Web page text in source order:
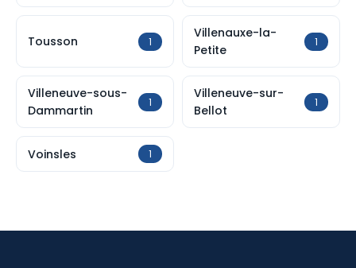
Tousson 1
Villenauxe-la-
Petite
1
Villeneuve-sous-
Dammartin
1
Villeneuve-sur-
Bellot
1
Voinsles 1